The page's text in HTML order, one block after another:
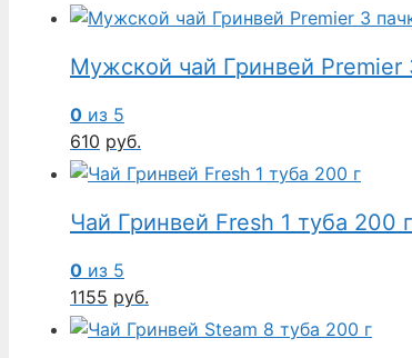
Мужской чай Гринвей Premier
0 из 5
610 руб.
Чай Гринвей Fresh 1 туба 200 г
0 из 5
1155 руб.